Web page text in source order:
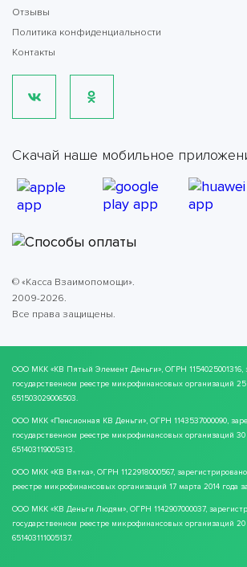
Отзывы
Политика конфиденциальности
Контакты
Скачай наше мобильное
© «Касса Взаимопомощи».
2009-2026.
Все права защищены.
ООО МКК «КВ Пятый Элемент Деньги», ОГРН
государственном реестре микрофинансовых организаций
651503029006503.
ООО МКК «Пенсионная КВ Деньги», ОГРН 1143537000090,
государственном реестре микрофинансовых организаций
651403119005313.
ООО МКК «КВ Вятка», ОГРН 1122918000567,
реестре микрофинансовых организаций 17 марта 2014 года
ООО МКК «КВ Деньги Людям», ОГРН 1142907000037,
государственном реестре микрофинансовых организаций
651403111005137.